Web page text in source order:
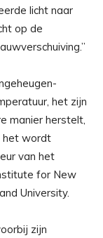
licht naar
op de
het zijn
manier herstelt,
het wordt
van het
for New
University.
zijn